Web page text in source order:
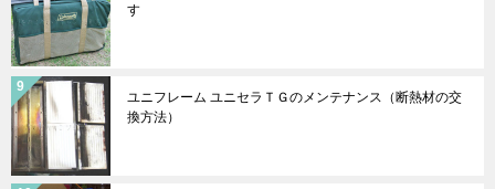
す
ユニフレーム ユニセラＴＧのメンテナンス（断熱材の交
換方法）